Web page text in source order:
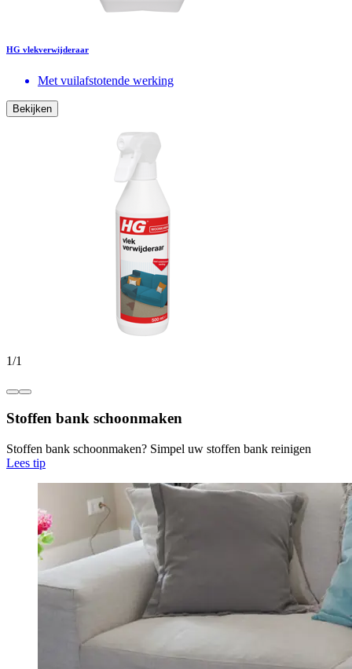
HG vlekverwijderaar
Met vuilafstotende werking
Bekijken
1/1
Stoffen bank schoonmaken
Stoffen bank schoonmaken? Simpel uw stoffen bank reinigen
Lees tip